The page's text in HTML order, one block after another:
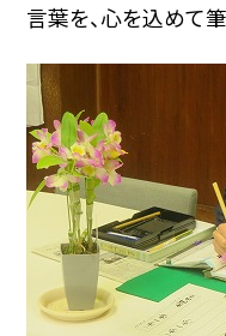
言葉を、心を込めて